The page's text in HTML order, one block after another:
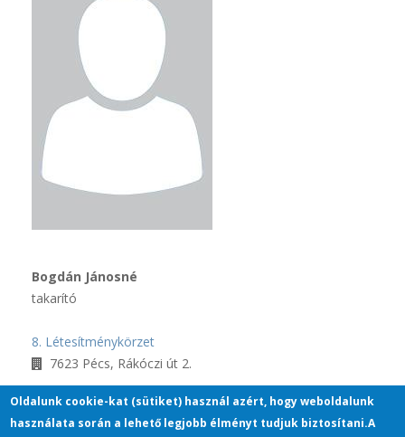
Bogdán Jánosné
takarító
8. Létesítménykörzet
7623 Pécs, Rákóczi út 2.
33445
bogdan.janosne@pte.hu
Oldalunk cookie-kat (sütiket) használ azért, hogy weboldalunk
használata során a lehető legjobb élményt tudjuk biztosítani.A